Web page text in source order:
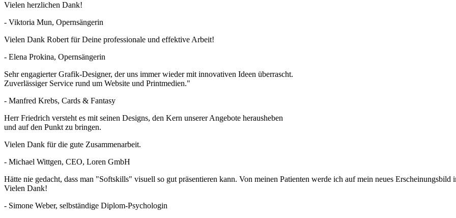
Vielen herzlichen Dank!
- Viktoria Mun, Opernsängerin
Vielen Dank Robert für Deine professionale und effektive Arbeit!
- Elena Prokina, Opernsängerin
Sehr engagierter Grafik-Designer, der uns immer wieder mit innovativen Ideen überrascht.
Zuverlässiger Service rund um Website und Printmedien."
- Manfred Krebs, Cards & Fantasy
Herr Friedrich versteht es mit seinen Designs, den Kern unserer Angebote herausheben
und auf den Punkt zu bringen.
Vielen Dank für die gute Zusammenarbeit.
- Michael Wittgen, CEO, Loren GmbH
Hätte nie gedacht, dass man "Softskills" visuell so gut präsentieren kann. Von meinen Patienten werde ich auf mein neues Erscheinungsbild
Vielen Dank!
- Simone Weber, selbständige Diplom-Psychologin